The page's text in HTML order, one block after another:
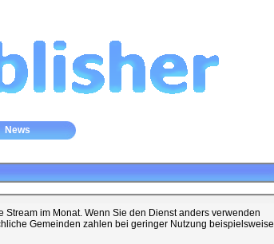
News
Stream im Monat. Wenn Sie den Dienst anders verwenden
Gemeinden zahlen bei geringer Nutzung beispielsweise